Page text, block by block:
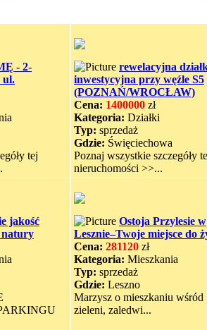
- 2-
ul.
tej
rewelacyjna
inwestycyjna przy węźle S5
(POZNAŃ/WROCŁAW)
Cena: 1400000 zł
Kategoria: Działki
Typ: sprzedaż
Gdzie: Święciechowa
Poznaj wszystkie szczegóły
nieruchomości >>...
jakość
Ostoja Przylesie w
Lesznie–Twoje miejsce do
Cena: 281120 zł
Kategoria: Mieszkania
Typ: sprzedaż
Gdzie: Leszno
Marzysz o mieszkaniu wśród
zieleni, zaledwi...